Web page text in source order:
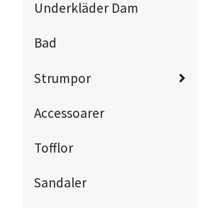
Underkläder Dam
Bad
Strumpor
Accessoarer
Tofflor
Sandaler